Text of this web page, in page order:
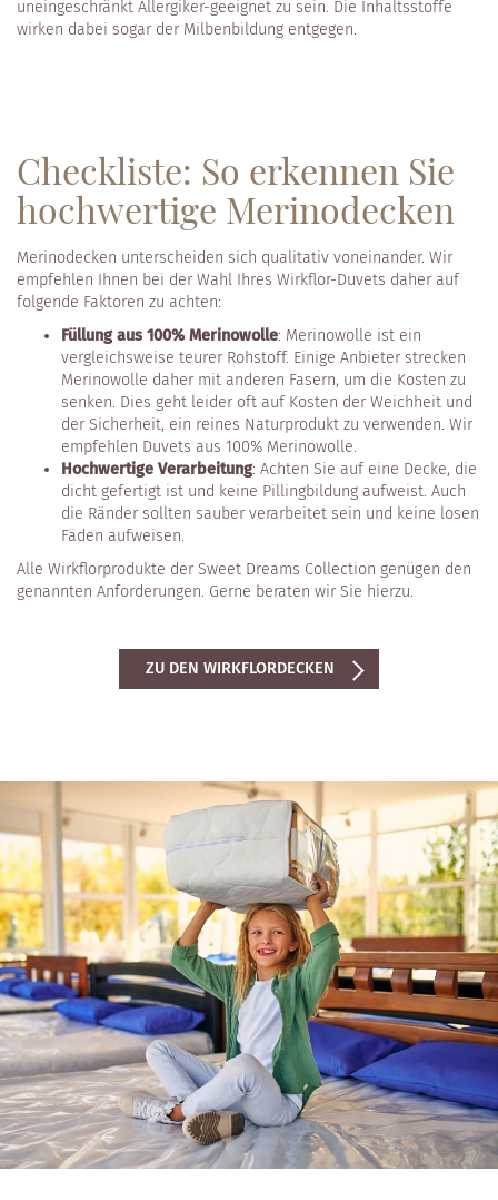
uneingeschränkt Allergiker-geeignet zu sein. Die Inhaltsstoffe
wirken dabei sogar der Milbenbildung entgegen.
Checkliste: So erkennen Sie
hochwertige Merinodecken
Merinodecken unterscheiden sich qualitativ voneinander. Wir
empfehlen Ihnen bei der Wahl Ihres Wirkflor-Duvets daher auf
folgende Faktoren zu achten:
Füllung aus 100% Merinowolle: Merinowolle ist ein
vergleichsweise teurer Rohstoff. Einige Anbieter strecken
Merinowolle daher mit anderen Fasern, um die Kosten zu
senken. Dies geht leider oft auf Kosten der Weichheit und
der Sicherheit, ein reines Naturprodukt zu verwenden. Wir
empfehlen Duvets aus 100% Merinowolle.
Hochwertige Verarbeitung: Achten Sie auf eine Decke, die
dicht gefertigt ist und keine Pillingbildung aufweist. Auch
die Ränder sollten sauber verarbeitet sein und keine losen
Fäden aufweisen.
Alle Wirkflorprodukte der Sweet Dreams Collection genügen den
genannten Anforderungen. Gerne beraten wir Sie hierzu.
ZU DEN WIRKFLORDECKEN